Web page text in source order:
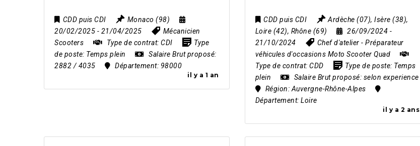
il y a 1 an
CDD puis CDI
Monaco (98)
20/02/2025 - 21/04/2025
Mécanicien
Scooters
Type de contrat: CDI
Type
de poste: Temps plein
Salaire Brut proposé:
2882 / 4035
Département: 98000
il y a 2 ans
CDD puis CDI Ardèche (07),Isère (38),
Loire (42), Rhône (69) 26/09/2024 -
21/10/2024
Chef d'atelier -Préparateur
véhicules d'occasions Moto Scooter Quad
Type de contrat:CDD Type de poste: Temps
plein
Salaire Brut proposé: selon experience
Région: Auvergne-Rhône-Alpes
Département:Loire